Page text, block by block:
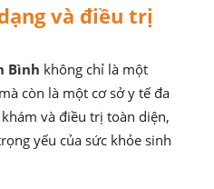
và điều trị
Bình không chỉ là một
còn là một cơ sở y tế đa
và điều trị toàn diện,
yếu của sức khỏe sinh